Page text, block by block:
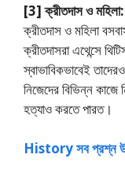
[3] ক্রীতদাস ও মহিলা:
ক্রীতদাস ও মহিলা
ক্রীতদাসরা এথেন্সে
স্বাভাবিকভাবেই
নিজেদের বিভিন্ন কাজে
হত্যাও করতে পারত।
History সব প্রশ্ন